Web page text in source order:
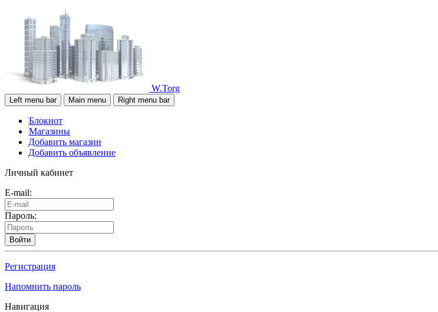
W.Torg
Left menu bar Main menu Right menu bar
Блокнот
Магазины
Добавить магазин
Добавить объявление
Личный кабинет
E-mail:
Пароль:
Войти
Регистрация
Напомнить пароль
Навигация